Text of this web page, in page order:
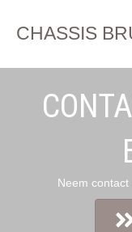
CHASSIS
Neem